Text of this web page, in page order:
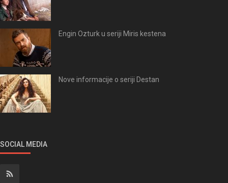
Engin Ozturk u seriji Miris kestena
Nove informacije o seriji Destan
SOCIAL MEDIA